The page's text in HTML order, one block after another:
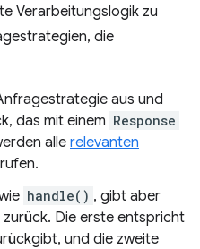
Verarbeitungslogik zu
die
aus und
das mit einem Response
alle relevanten
handle() , gibt aber
Die erste entspricht
und die zweite